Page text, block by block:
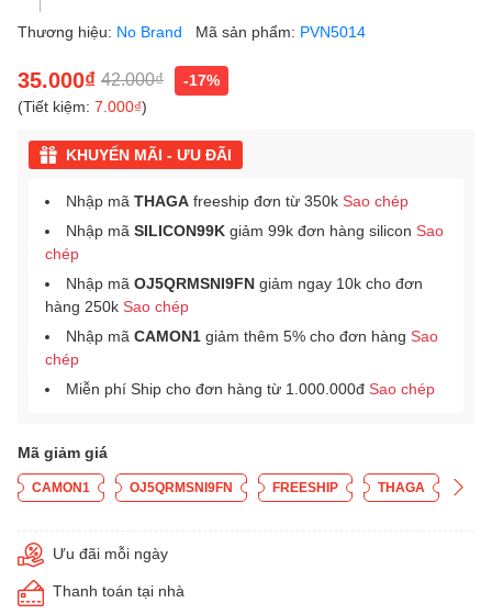
Thương hiệu: No Brand Mã sản phẩm: PVN5014
35.000₫ 42.000₫
-17%
(Tiết kiệm: 7.000₫)
KHUYẾN MÃI - ƯU ĐÃI
Nhập mã THAGA freeship đơn từ 350k Sao chép
Nhập mã SILICON99K giảm 99k đơn hàng silicon Sao
chép
Nhập mã OJ5QRMSNI9FN giảm ngay 10k cho đơn
hàng 250k Sao chép
Nhập mã CAMON1 giảm thêm 5% cho đơn hàng Sao
chép
Miễn phí Ship cho đơn hàng từ 1.000.000đ Sao chép
Mã giảm giá
CAMON1 OJ5QRMSNI9FN FREESHIP THAGA
Ưu đãi mỗi ngày
Thanh toán tại nhà